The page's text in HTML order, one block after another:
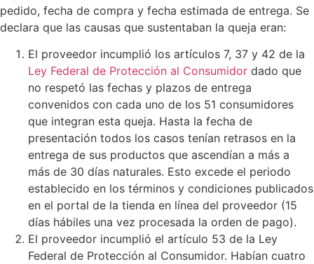
pedido, fecha de compra y fecha estimada de entrega. Se
declara que las causas que sustentaban la queja eran:
El proveedor incumplió los artículos 7, 37 y 42 de la
Ley Federal de Protección al Consumidor dado que
no respetó las fechas y plazos de entrega
convenidos con cada uno de los 51 consumidores
que integran esta queja. Hasta la fecha de
presentación todos los casos tenían retrasos en la
entrega de sus productos que ascendían a más a
más de 30 días naturales. Esto excede el periodo
establecido en los términos y condiciones publicados
en el portal de la tienda en línea del proveedor (15
días hábiles una vez procesada la orden de pago).
El proveedor incumplió el artículo 53 de la Ley
Federal de Protección al Consumidor. Habían cuatro